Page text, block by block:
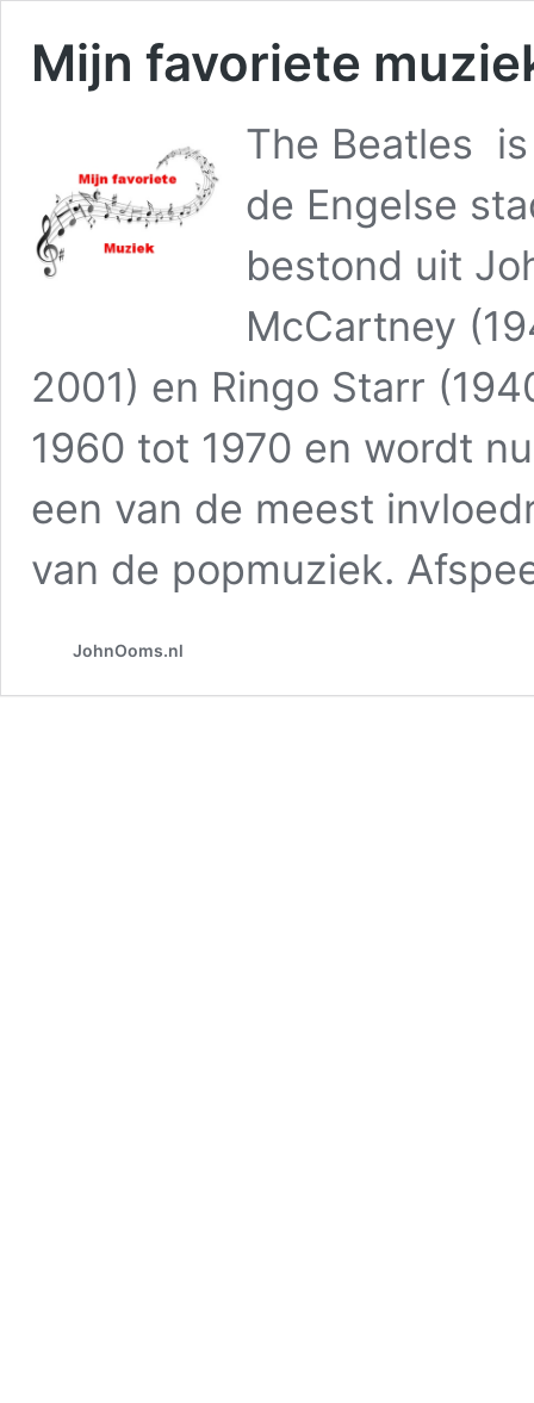
Mijn favoriete
The Beatles
de Engelse
bestond uit
McCartney
2001) en Ringo Starr
1960 tot 1970 en wordt
een van de meest
van de popmuziek.
JohnOoms.nl